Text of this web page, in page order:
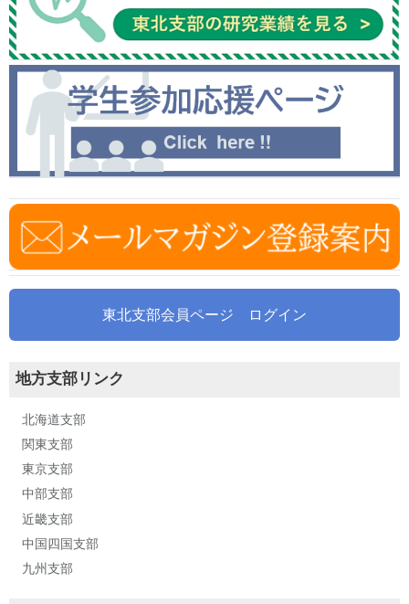
東北支部会員ページ ログイン
地方支部リンク
北海道支部
関東支部
東京支部
中部支部
近畿支部
中国四国支部
九州支部